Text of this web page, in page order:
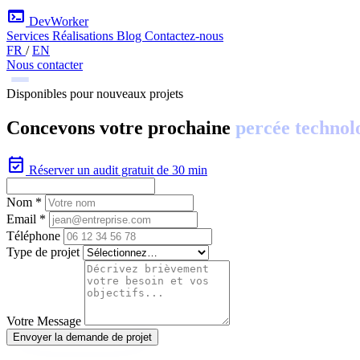
terminal DevWorker
Services Réalisations Blog Contactez-nous
FR / EN
Nous contacter
Disponibles pour nouveaux projets
Concevons votre prochaine percée
event_available Réserver un audit gratuit de 30 min
Nom *
Email *
Téléphone
Type de projet
Votre Message
Envoyer la demande de projet